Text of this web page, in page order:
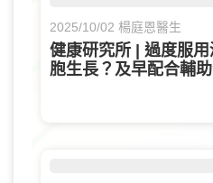
2025/10/02 楊庭恩醫生
健康研究所 | 過度服
胞生長？及早配合輔